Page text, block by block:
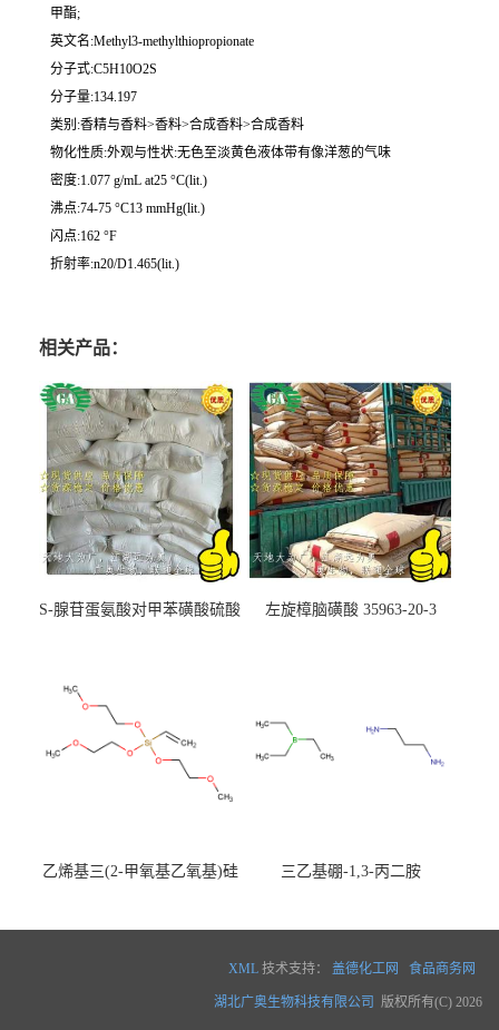
甲酯;
英文名:Methyl3-methylthiopropionate
分子式:C5H10O2S
分子量:134.197
类别:香精与香料>香料>合成香料>合成香料
物化性质:外观与性状:无色至淡黄色液体带有像洋葱的气味
密度:1.077 g/mL at25 °C(lit.)
沸点:74-75 °C13 mmHg(lit.)
闪点:162 °F
折射率:n20/D1.465(lit.)
相关产品：
S-腺苷蛋氨酸对甲苯磺酸硫酸
左旋樟脑磺酸 35963-20-3
乙烯基三(2-甲氧基乙氧基)硅
三乙基硼-1,3-丙二胺
XML 技术支持： 盖德化工网 食品商务网
湖北广奥生物科技有限公司 版权所有(C) 2026